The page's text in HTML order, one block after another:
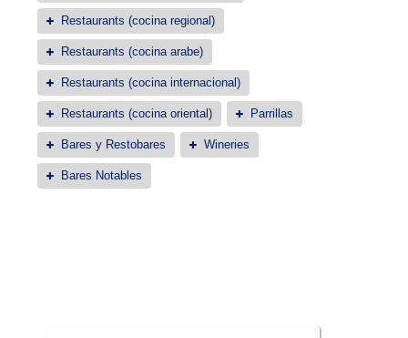
Restaurants (cocina regional)
Restaurants (cocina arabe)
Restaurants (cocina internacional)
Restaurants (cocina oriental) Parrillas
Bares y Restobares Wineries
Bares Notables